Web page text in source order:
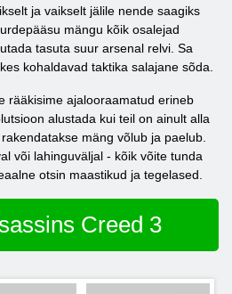
ja vaikselt jälile nende saagiks
mängu kõik osalejad
tasuta suur arsenal relvi. Sa
kohaldavad taktika salajane sõda.
rääkisime ajalooraamatud erineb
alustada kui teil on ainult alla
mäng võlub ja paelub.
või lahinguväljal - kõik võite tunda
otsin maastikud ja tegelased.
Creed 3